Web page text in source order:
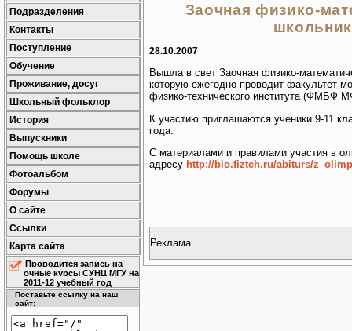
Подразделения
Контакты
Поступление
Обучение
Проживание, досуг
Школьный фольклор
История
Выпускники
Помощь школе
Фотоальбом
Форумы
О сайте
Ссылки
Карта сайта
Проводится запись на
очные курсы СУНЦ МГУ на
2011-12 учебный год
Поставьте ссылку на наш
сайт:
Заочная физико-
28.10.2007
Вышла в свет Заочная физико-
которую ежегодно проводит факультет
физико-технического института (ФМБФ
К участию приглашаются ученики 9-11
года.
С материалами и правилами участия в
адресу http://bio.fizteh.ru/abiturs/
Реклама